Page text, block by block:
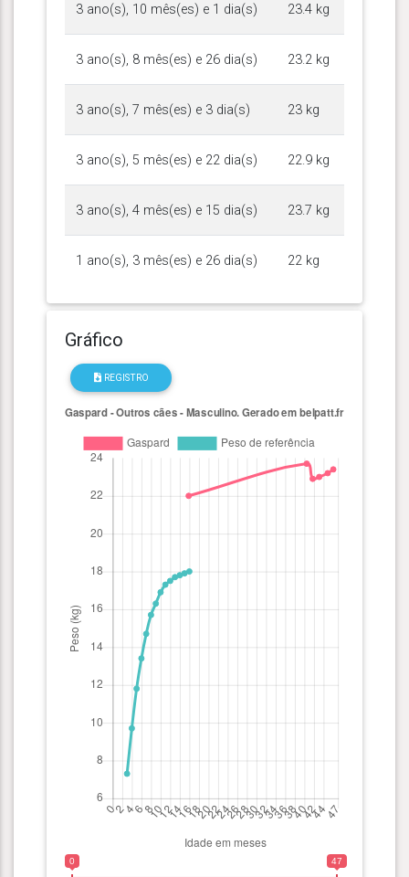
3 ano(s), 10 mês(es) e 1 dia(s) 23.4 kg
3 ano(s), 8 mês(es) e 26 dia(s) 23.2 kg
3 ano(s), 7 mês(es) e 3 dia(s) 23 kg
3 ano(s), 5 mês(es) e 22 dia(s) 22.9 kg
3 ano(s), 4 mês(es) e 15 dia(s) 23.7 kg
1 ano(s), 3 mês(es) e 26 dia(s) 22 kg
Gráfico
REGISTRO
0 47